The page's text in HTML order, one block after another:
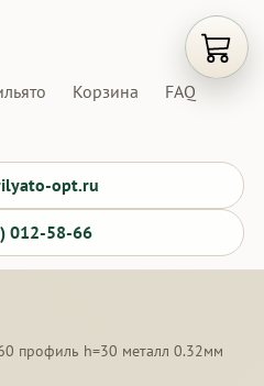
Корзина FAQ
opt.ru
012-58-66
профиль h=30 металл 0.32мм